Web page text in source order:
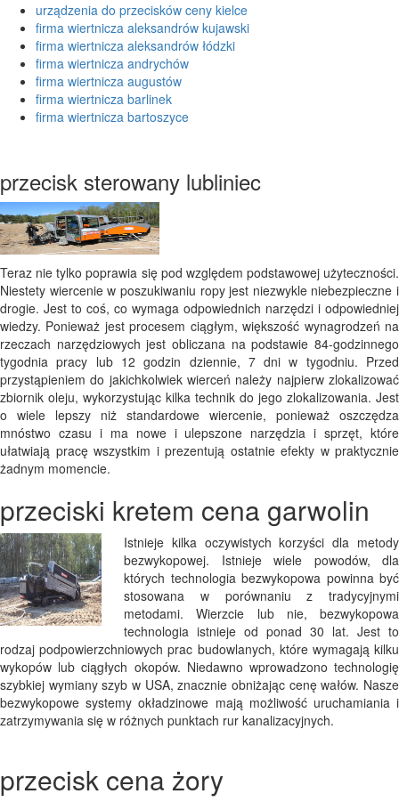
urządzenia do przecisków ceny kielce
firma wiertnicza aleksandrów kujawski
firma wiertnicza aleksandrów łódzki
firma wiertnicza andrychów
firma wiertnicza augustów
firma wiertnicza barlinek
firma wiertnicza bartoszyce
przecisk sterowany lubliniec
Teraz nie tylko poprawia się pod względem podstawowej użyteczności.
Niestety wiercenie w poszukiwaniu ropy jest niezwykle niebezpieczne i
drogie. Jest to coś, co wymaga odpowiednich narzędzi i odpowiedniej
wiedzy. Ponieważ jest procesem ciągłym, większość wynagrodzeń na
rzeczach narzędziowych jest obliczana na podstawie 84-godzinnego
tygodnia pracy lub 12 godzin dziennie, 7 dni w tygodniu. Przed
przystąpieniem do jakichkolwiek wierceń należy najpierw zlokalizować
zbiornik oleju, wykorzystując kilka technik do jego zlokalizowania. Jest
o wiele lepszy niż standardowe wiercenie, ponieważ oszczędza
mnóstwo czasu i ma nowe i ulepszone narzędzia i sprzęt, które
ułatwiają pracę wszystkim i prezentują ostatnie efekty w praktycznie
żadnym momencie.
przeciski kretem cena garwolin
Istnieje kilka oczywistych korzyści dla metody
bezwykopowej. Istnieje wiele powodów, dla
których technologia bezwykopowa powinna być
stosowana w porównaniu z tradycyjnymi
metodami. Wierzcie lub nie, bezwykopowa
technologia istnieje od ponad 30 lat. Jest to
rodzaj podpowierzchniowych prac budowlanych, które wymagają kilku
wykopów lub ciągłych okopów. Niedawno wprowadzono technologię
szybkiej wymiany szyb w USA, znacznie obniżając cenę wałów. Nasze
bezwykopowe systemy okładzinowe mają możliwość uruchamiania i
zatrzymywania się w różnych punktach rur kanalizacyjnych.
przecisk cena żory